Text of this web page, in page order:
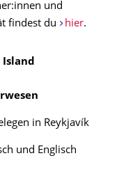
und
findest du
hier.
in Reykjavík
und Englisch